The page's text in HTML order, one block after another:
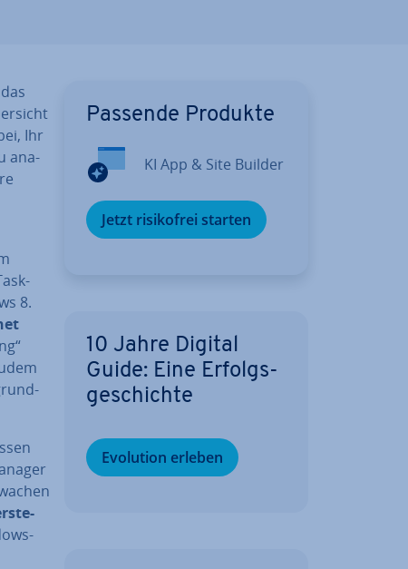
Ihr
ana­
8.
Passende Produkte
KI App & Site Builder
Jetzt ri­si­ko­frei starten
10 Jahre Digital
Guide: Eine Er­folgs­
ge­schich­te
Evolution erleben